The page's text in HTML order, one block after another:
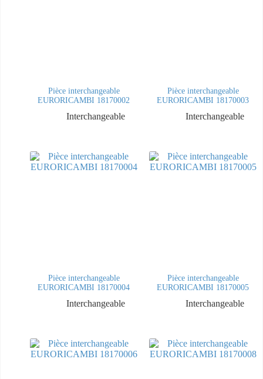
Pièce interchangeable
EURORICAMBI 18170002
Interchangeable
Pièce interchangeable
EURORICAMBI 18170003
Interchangeable
Pièce interchangeable
EURORICAMBI 18170004
Interchangeable
Pièce interchangeable
EURORICAMBI 18170005
Interchangeable